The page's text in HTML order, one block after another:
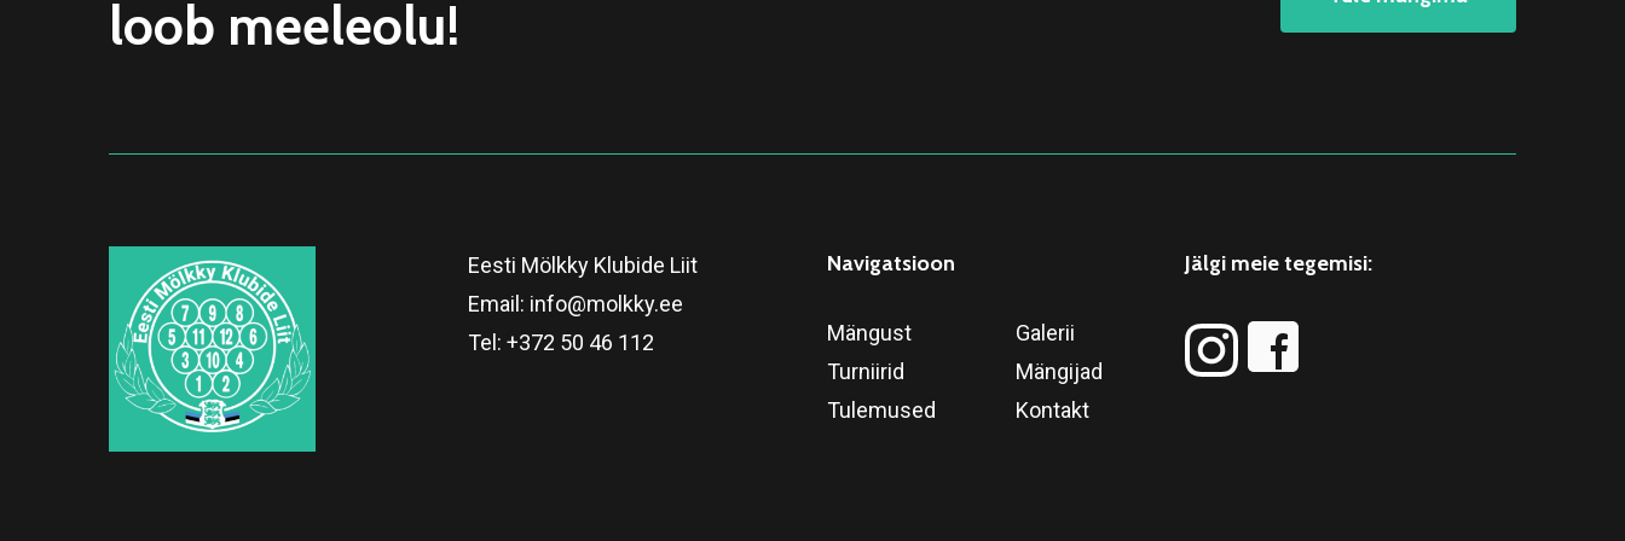
loob meeleolu!
Eesti Mölkky Klubide Liit
Email: info@molkky.ee
Tel: +372 50 46 112
Navigatsioon
Mängust
Turniirid
Tulemused
Galerii
Mängijad
Kontakt
Jälgi meie tegemisi: